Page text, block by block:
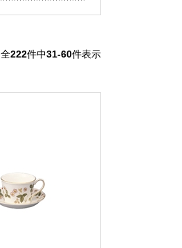
全222件中31-60件表示